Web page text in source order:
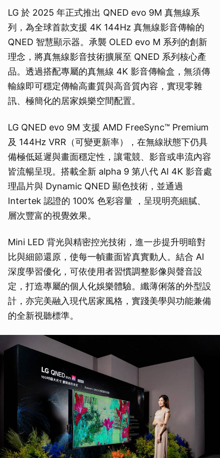
LG 於 2025 年正式推出 QNED evo 9M 真無線系
列，為全球首款支援 4K 144Hz 真無線影音傳輸的
QNED 智慧顯示器。承襲 OLED evo M 系列的創新
理念，將真無線影音技術擴展至 QNED 系列核心產
品。透過搭配專屬的真無線 4K 影音傳輸盒，無須傳
輸線即可穩定傳輸高畫質與高音質內容，實現零雜
訊、極簡化的居家娛樂空間配置。
LG QNED evo 9M 支援 AMD FreeSync™ Premium
及 144Hz VRR（可變更新率），在無線狀態下仍具
備極低延遲與畫面穩定性，讓電競、影音或串流內容
皆流暢呈現。搭載全新 alpha 9 第八代 AI 4K 影音處
理晶片與 Dynamic QNED 顯色技術，並通過
Intertek 認證的 100% 色彩容量 ，呈現明亮細膩、
層次豐富的視覺效果。
Mini LED 背光與精密控光技術，進一步提升明暗對
比與細節還原，使每一幀畫面皆真實動人。結合 AI
深度學習優化，可依使用者習慣調整影像與聲音設
定，打造專屬的個人化娛樂體驗。纖薄俐落的外型設
計，亦完美融入現代居家風格，實踐美學與功能兼備
的全新視聽標準。